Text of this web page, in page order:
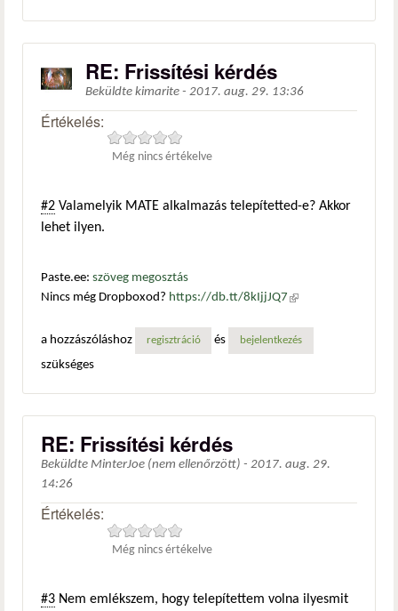
RE: Frissítési kérdés
Beküldte kimarite - 2017. aug. 29. 13:36
Értékelés:
Még nincs értékelve
#2 Valamelyik MATE alkalmazás telepítetted-e? Akkor
lehet ilyen.
Paste.ee: szöveg megosztás
Nincs még Dropboxod? https://db.tt/8kIjjJQ7 (külső
a hozzászóláshoz
regisztráció és bejelentkezés
szükséges
RE: Frissítési kérdés
Beküldte MinterJoe (nem ellenőrzött) - 2017. aug. 29.
14:26
Értékelés:
Még nincs értékelve
#3 Nem emlékszem, hogy telepítettem volna ilyesmit